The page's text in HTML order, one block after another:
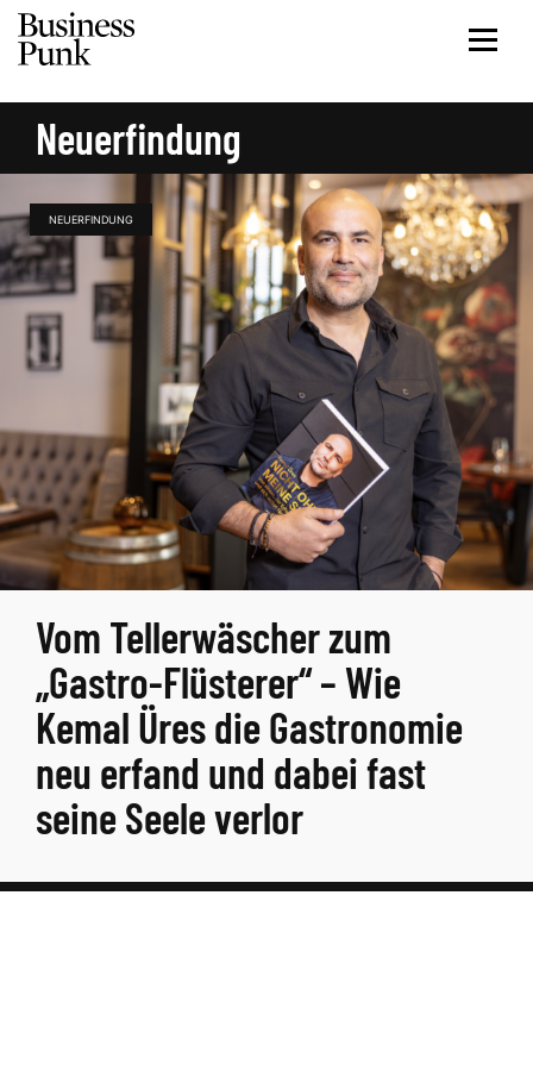
Neuerfindung
NEUERFINDUNG
Vom Tellerwäscher zum
„Gastro-Flüsterer“ – Wie
Kemal Üres die Gastronomie
neu erfand und dabei fast
seine Seele verlor